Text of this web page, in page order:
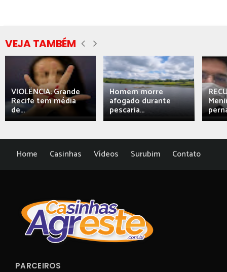
VEJA TAMBÉM
VIOLÊNCIA: Grande
Recife tem média
de...
Homem morre
afogado durante
pescaria...
Home Casinhas Vídeos Surubim Contato
PARCEIROS